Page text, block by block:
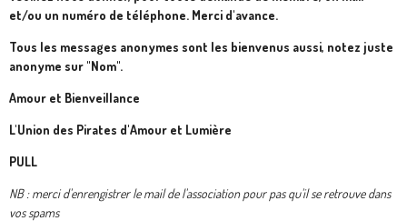
et/ou un numéro de téléphone. Merci d'avance.
Tous les messages anonymes sont les bienvenus aussi, notez juste
anonyme sur "Nom".
Amour et Bienveillance
L'Union des Pirates d'Amour et Lumière
PULL
NB : merci d'enrengistrer le mail de l'association pour pas qu'il se retrouve dans
vos spams